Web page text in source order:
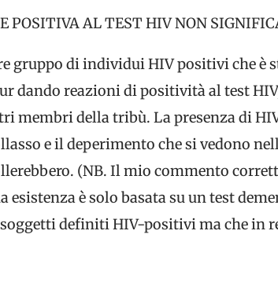
POSITIVA AL TEST HIV NON
gruppo di individui HIV positivi che
dando reazioni di positività al test
membri della tribù. La presenza di
e il deperimento che si vedono
(NB. Il mio commento
esistenza è solo basata su un test
definiti HIV-positivi ma che in